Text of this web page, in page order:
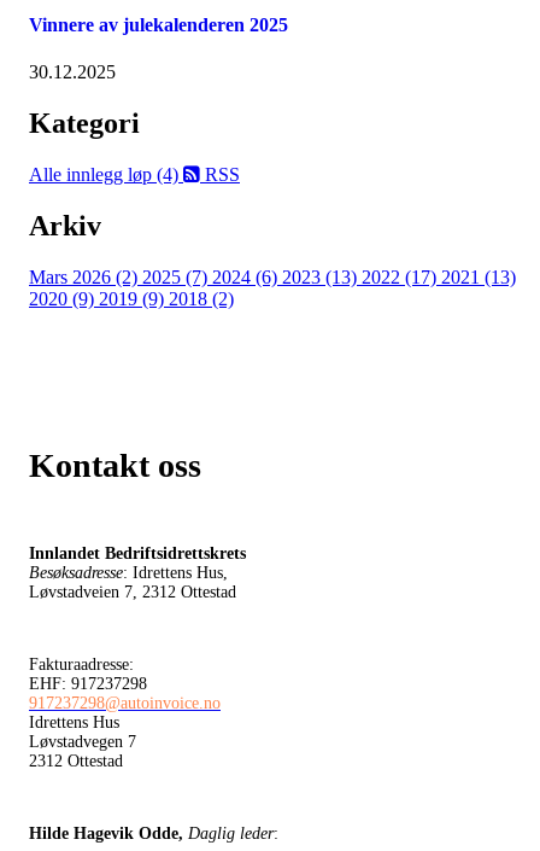
Vinnere av julekalenderen 2025
30.12.2025
Kategori
Alle innlegg løp (4) RSS
Arkiv
Mars 2026 (2) 2025 (7) 2024 (6) 2023 (13) 2022 (17) 2021 (13)
2020 (9) 2019 (9) 2018 (2)
Kontakt oss
Innlandet Bedriftsidrettskrets
Besøksadresse: Idrettens Hus,
Løvstadveien 7, 2312 Ottestad
Fakturaadresse:
EHF: 917237298
917237298@autoinvoice.no
Idrettens Hus
Løvstadvegen 7
2312 Ottestad
Hilde Hagevik Odde, Daglig leder: